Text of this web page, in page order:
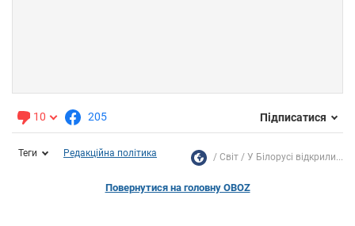
10 205 Підписатися
Теги Редакційна політика Світ У Білорусі відкрили...
Повернутися на головну OBOZ